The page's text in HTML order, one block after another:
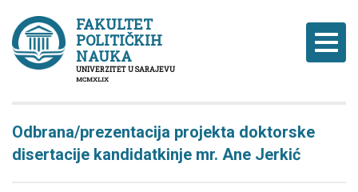
FAKULTET
POLITIČKIH
NAUKA
UNIVERZITET U SARAJEVU
MCMXLIX
Odbrana/prezentacija projekta doktorske
disertacije kandidatkinje mr. Ane Jerkić